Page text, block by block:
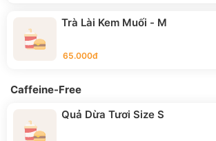
Trà Lài Kem Muối - M
65.000đ
Caffeine-Free
Quả Dừa Tươi Size S